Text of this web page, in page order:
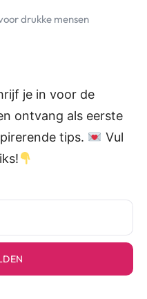
drukke mensen
je in voor de
ontvang als eerste
tips.
Vul